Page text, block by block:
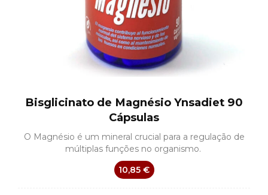
Bisglicinato de Magnésio Ynsadiet 90
Cápsulas
O Magnésio é um mineral crucial para a regulação de
múltiplas funções no organismo.
10,85 €